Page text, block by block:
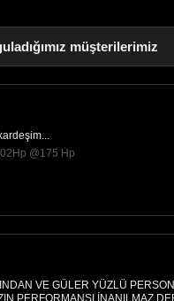
müşterilerimiz
@175 Hp
VE GÜLER YÜZLÜ
PERFORMANSI İNANILMAZ